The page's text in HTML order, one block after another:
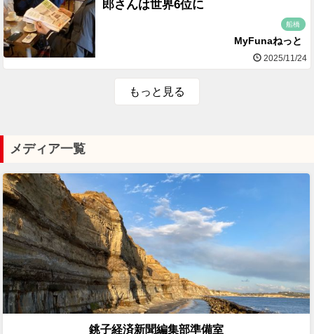
郎さんは世界6位に
船橋
MyFunaねっと
2025/11/24
もっと見る
メディア一覧
銚子経済新聞編集部準備室